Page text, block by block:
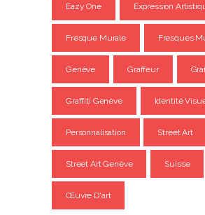
Eazy One Expression
Fresque Murale Fresques
Genève Graffeur
Graffiti Genève Identité
Personnalisation Street Art
Street Art Genève Suisse
Œuvre D'art